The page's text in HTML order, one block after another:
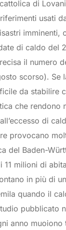
di
usati
imminenti,
di caldo del
il numero
scorso). Se
da stabilire
che rendono
di
provocano
del Baden-
11 milioni di
in più di
quando il
pubblicato
anno muoiono